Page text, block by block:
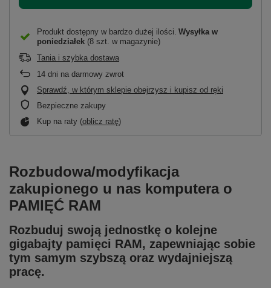
Produkt dostępny w bardzo dużej ilości Wysyłka w
poniedziałek (8 szt. w magazynie)
Tania i szybka dostawa
14 dni na darmowy zwrot
Sprawdź, w którym sklepie obejrzysz i kupisz od ręki
Bezpieczne zakupy
Kup na raty (oblicz ratę)
Rozbudowa/modyfikacja
zakupionego u nas komputera o
PAMIĘĆ RAM
Rozbuduj swoją jednostkę o kolejne
gigabajty pamięci RAM, zapewniając sobie
tym samym szybszą oraz wydajniejszą
pracę.